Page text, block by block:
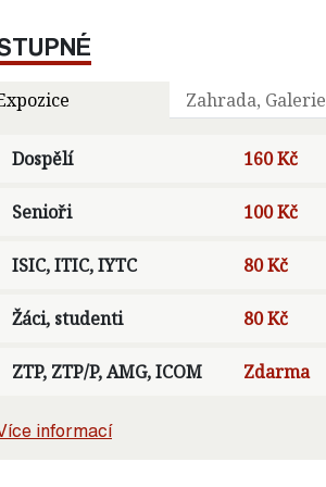
Zahrada, Galerie
Dospělí 160 Kč
Senioři 100 Kč
ISIC, ITIC, IYTC 80 Kč
Žáci, studenti 80 Kč
ZTP, ZTP/P, AMG, ICOM Zdarma
informací